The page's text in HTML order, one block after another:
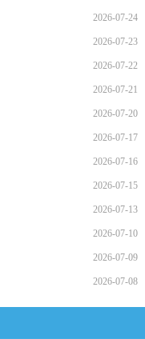
2026-07-24
2026-07-23
2026-07-22
2026-07-21
2026-07-20
2026-07-17
2026-07-16
2026-07-15
2026-07-13
2026-07-10
2026-07-09
2026-07-08